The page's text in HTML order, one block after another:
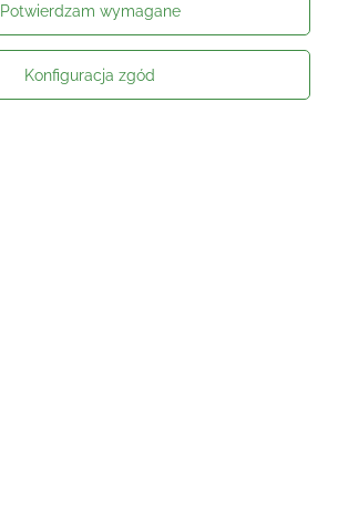
Moje zamówienie
Potwierdzam wymagane
Konfiguracja zgód